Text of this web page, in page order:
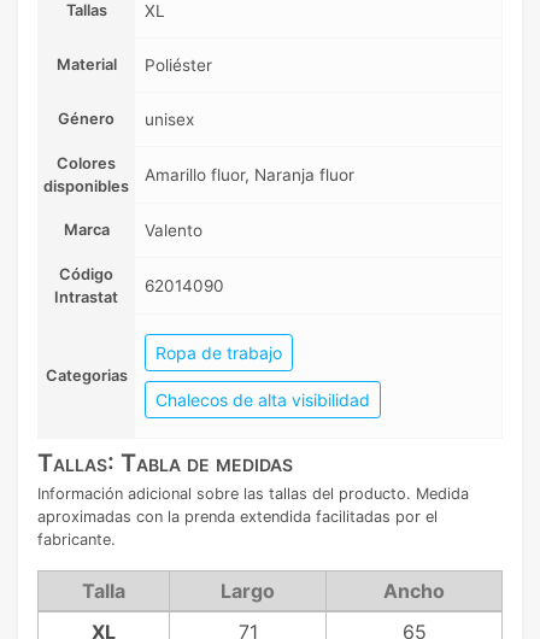
Tallas XL
Material Poliéster
Género unisex
Colores
disponibles
Amarillo fluor, Naranja fluor
Marca Valento
Código
Intrastat
62014090
Categorias
Ropa de trabajo
Chalecos de alta visibilidad
Tallas: Tabla de medidas
Información adicional sobre las tallas del producto. Medida
aproximadas con la prenda extendida facilitadas por el
fabricante.
Talla Largo
Ancho
XL
71 65